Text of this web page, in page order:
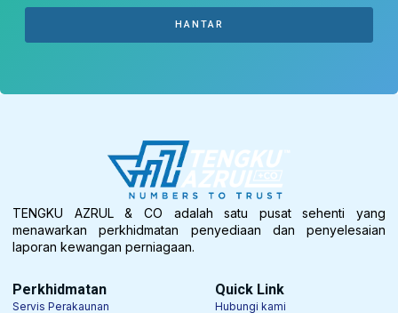
HANTAR
TENGKU AZRUL & CO adalah satu pusat sehenti yang
menawarkan perkhidmatan penyediaan dan penyelesaian
laporan kewangan perniagaan.
Perkhidmatan
Servis Perakaunan
Quick Link
Hubungi kami